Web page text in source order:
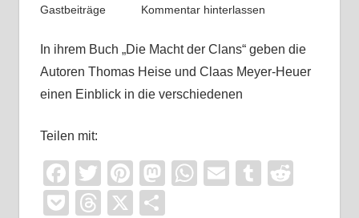
Gastbeiträge
Kommentar hinterlassen
In ihrem Buch „Die Macht der Clans“ geben die
Autoren Thomas Heise und Claas Meyer-Heuer
einen Einblick in die verschiedenen
Teilen mit:
Facebook
TwitterPinterest
Mastodon
WhatsApp
EmailTumblr
PocketThreads
X